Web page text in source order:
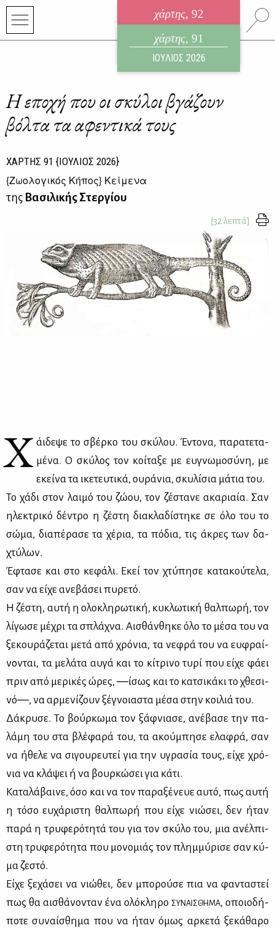
χάρτης, 92
ηλεκτρονικό περιοδικό
ΑΥΓΟΥΣΤΟΣ 2026
χάρτης, 91
ΙΟΥΛΙΟΣ 2026
Η εποχή που οι σκύλοι βγάζουν
βόλτα τα αφεντικά τους
ΧΑΡΤΗΣ 91 {ΙΟΥΛΙΟΣ 2026}
{Ζωολογικός Κήπος} Κείμενα
της Βασιλικής Στεργίου
{32 λεπτά}
Χ άι­δε­ψε το σβέρ­κο του σκύ­λου. Έντο­να, πα­ρα­τε­τα­
μέ­να. Ο σκύ­λος τον κοί­τα­ξε με ευ­γνω­μο­σύ­νη, με
εκεί­να τα ικε­τευ­τι­κά, ου­ρά­νια, σκυ­λί­σια μά­τια του.
Το χά­δι στον λαι­μό του ζώ­ου, τον ζέ­στα­νε ακα­ριαία. Σαν
ηλε­κτρι­κό δέ­ντρο η ζέ­στη δια­κλα­δί­στη­κε σε όλο του το
σώ­μα, δια­πέ­ρα­σε τα χέ­ρια, τα πό­δια, τις άκρες των δα­
χτύ­λων.
Έφτα­σε και στο κε­φά­λι. Εκεί τον χτύ­πη­σε κα­τα­κού­τε­λα,
σαν να εί­χε ανε­βά­σει πυ­ρε­τό.
Η ζέ­στη, αυ­τή η ολο­κλη­ρω­τι­κή, κυ­κλω­τι­κή θαλ­πω­ρή, τον
λί­γω­σε μέ­χρι τα σπλά­χνα. Αι­σθάν­θη­κε όλο το μέ­σα του να
ξε­κου­ρά­ζε­ται με­τά από χρό­νια, τα νε­φρά του να ευ­φραί­
νο­νται, τα με­λά­τα αυ­γά και το κί­τρι­νο τυ­ρί που εί­χε φά­ει
πριν από με­ρι­κές ώρες, ―ίσως και το κα­τσι­κά­κι το χθε­σι­
νό―, να αρ­με­νί­ζουν ξέ­γνοια­στα μέ­σα στην κοι­λιά του.
Δά­κρυ­σε. Το βούρ­κω­μα τον ξάφ­νια­σε, ανέ­βα­σε την πα­
λά­μη του στα βλέ­φα­ρά του, τα ακού­μπη­σε ελα­φρά, σαν
να ήθε­λε να σι­γου­ρευ­τεί για την υγρα­σία τους, εί­χε χρό­
νια να κλά­ψει ή να βουρ­κώ­σει για κά­τι.
Κα­τα­λά­βαι­νε, όσο και να τον πα­ρα­ξέ­νευε αυ­τό, πως αυ­τή
η τό­σο ευ­χά­ρι­στη θαλ­πω­ρή που εί­χε νιώ­σει, δεν ήταν
πα­ρά η τρυ­φε­ρό­τη­τά του για τον σκύ­λο του, μια ανέλ­πι­
στη τρυ­φε­ρό­τη­τα που μο­νο­μιάς τον πλημ­μύ­ρι­σε σαν κύ­
μα ζε­στό.
Εί­χε ξε­χά­σει να νιώ­θει, δεν μπο­ρού­σε πια να φα­ντα­στεί
πως θα αι­σθά­νο­νταν ένα ολό­κλη­ρο ΣΥ­ΝΑΙ­ΣΘΗ­ΜΑ, οποιο­δή­
πο­τε συ­ναί­σθη­μα που να ήταν όμως αρ­κε­τά ξε­κά­θα­ρο